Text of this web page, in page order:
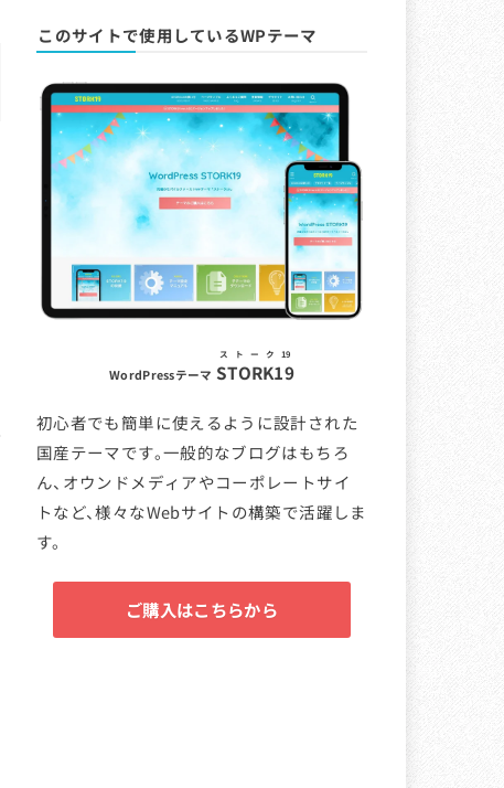
このサイトで使用しているWPテーマ
WordPressテーマ STORK19
ストーク19
初心者でも簡単に使えるように設計された
国産テーマです。一般的なブログはもちろ
ん、オウンドメディアやコーポレートサイ
トなど、様々なWebサイトの構築で活躍しま
す。
ご購入はこちらから